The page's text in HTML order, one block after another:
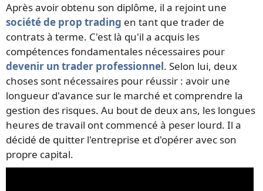
Après avoir obtenu son diplôme, il a rejoint une
société de prop trading en tant que trader de
contrats à terme. C'est là qu'il a acquis les
compétences fondamentales nécessaires pour
devenir un trader professionnel. Selon lui, deux
choses sont nécessaires pour réussir : avoir une
longueur d'avance sur le marché et comprendre la
gestion des risques. Au bout de deux ans, les longues
heures de travail ont commencé à peser lourd. Il a
décidé de quitter l'entreprise et d'opérer avec son
propre capital.